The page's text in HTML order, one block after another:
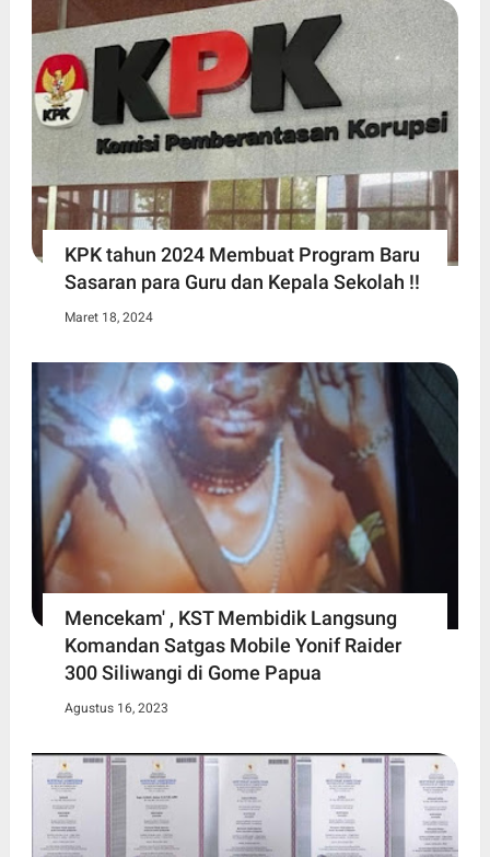
KPK tahun 2024 Membuat Program Baru
Sasaran para Guru dan Kepala Sekolah !!
Maret 18, 2024
Mencekam' , KST Membidik Langsung
Komandan Satgas Mobile Yonif Raider
300 Siliwangi di Gome Papua
Agustus 16, 2023